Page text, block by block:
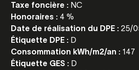
Taxe foncière : NC
Honoraires : 4 %
Date de réalisation du DPE :25/
Étiquette DPE : D
Consommation kWh/m2/an : 147
Étiquette GES : D